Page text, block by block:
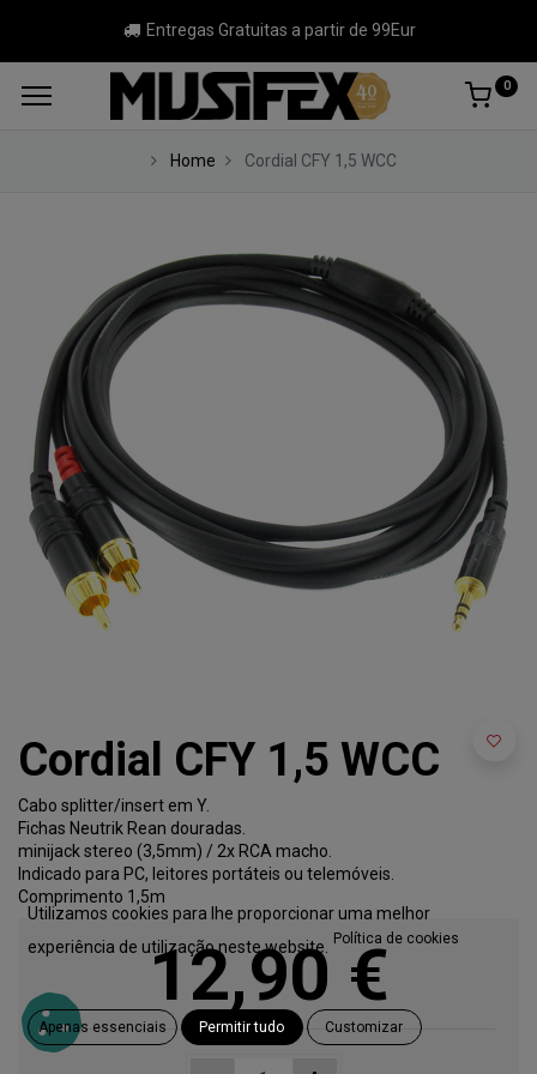
Entregas Gratuitas a partir de 99Eur
0
Home Cordial CFY 1,5 WCC
Cordial CFY 1,5 WCC
Cabo splitter/insert em Y.
Fichas Neutrik Rean douradas.
minijack stereo (3,5mm) / 2x RCA macho.
Indicado para PC, leitores portáteis ou telemóveis.
Comprimento 1,5m
12,90 €
Utilizamos cookies para lhe proporcionar uma melhor
experiência de utilização neste website.
Política de cookies
Apenas essenciais Permitir tudo Customizar